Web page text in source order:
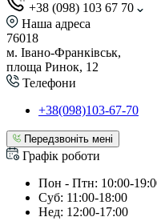
+38 (098) 103 67 70
Наша адреса
76018
м. Івано-Франківськ,
площа Ринок, 12
Телефони
+38(098)103-67-70
Передзвоніть мені
Графік роботи
Пон - Птн: 10:00-
Суб: 11:00-18:00
Нед: 12:00-17:00